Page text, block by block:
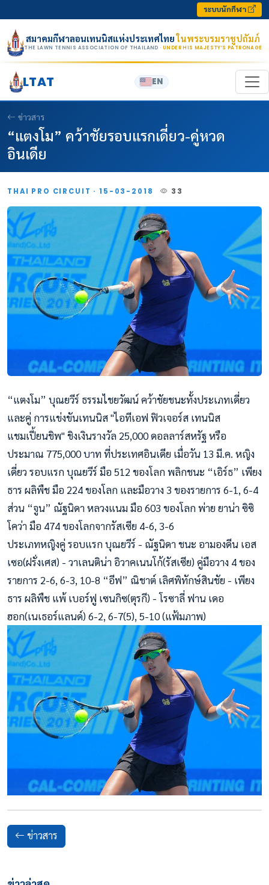
ระบบนักกีฬา
สมาคมกีฬาลอนเทนนิสแห่งประเทศไทยในพระบรมราชูปถัมภ์
THE LAWN TENNIS ASSOCIATION OF THAILAND · UNDER HIS MAJESTY’S PATRONAGE
LTAT EN
ข่าวสาร
“แตงโม” คว้าชัยรอบแรกเดี่ยว-คู่หวด
อินเดีย
THAI PRO CIRCUIT · 15-03-2018 33
“แตงโม” บุณยวีร์ ธรรมไชยวัฒน์ คว้าชัยชนะทั้งประเภทเดี่ยว
และคู่ การแข่งขันเทนนิส "ไอทีเอฟ ฟิวเจอร์ส เทนนิส
แชมเปี้ยนชิพ" ชิงเงินรางวัล 25,000 ดอลลาร์สหรัฐ หรือ
ประมาณ 775,000 บาท ที่ประเทศอินเดีย เมื่อวัน 13 มี.ค. หญิง
เดี่ยว รอบแรก บุณยวีร์ มือ 512 ของโลก พลิกชนะ “เอิร์ธ” เพียง
ธาร ผลิพืช มือ 224 ของโลก และมือวาง 3 ของรายการ 6-1, 6-4
ส่วน “จูน” ณัฐนิดา หลวงแนม มือ 603 ของโลก พ่าย ยาน่า ซิซิ
โคว่า มือ 474 ของโลกจากรัสเซีย 4-6, 3-6
ประเภทหญิงคู่ รอบแรก บุณยวีร์ - ณัฐนิดา ชนะ อามองดีน เอส
เซอ(ฝรั่งเศส) - วาเลนติน่า อิวาคเนนโก้(รัสเซีย) คู่มือวาง 4 ของ
รายการ 2-6, 6-3, 10-8 “อีฟ” ณิชาต์ เลิศพิทักษ์สินชัย - เพียง
ธาร ผลิพืช แพ้ เบอร์ฟู เซนกิซ(ตุรกี) - โรซาลี่ ฟาน เดอ
ฮอก(เนเธอร์แลนด์) 6-2, 6-7(5), 5-10 (แฟ้มภาพ)
ข่าวสาร